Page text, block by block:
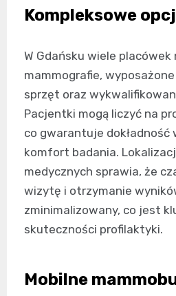
Kompleksowe
W Gdańsku wiele
mammografie,
sprzęt oraz
Pacjentki mogą liczyć na
co gwarantuje dokładność
komfort badania.
medycznych sprawia, że
wizytę i otrzymanie
zminimalizowany, co jest
skuteczności profilaktyki.
Mobilne